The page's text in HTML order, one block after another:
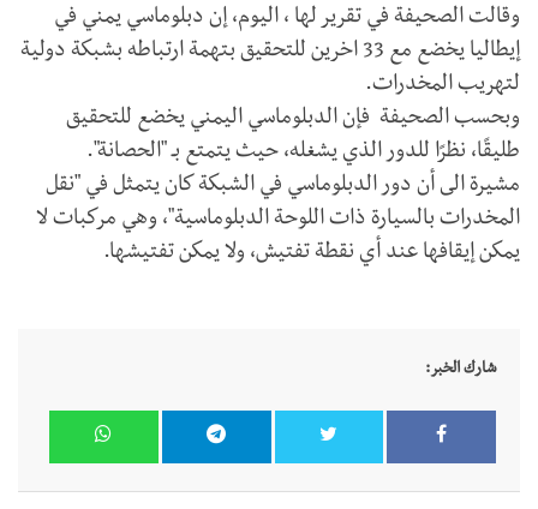
وقالت الصحيفة في تقرير لها ، اليوم، إن دبلوماسي يمني في
إيطاليا يخضع مع 33 اخرين للتحقيق بتهمة ارتباطه بشبكة دولية
لتهريب المخدرات.
وبحسب الصحيفة فإن الدبلوماسي اليمني يخضع للتحقيق
طليقًا، نظرًا للدور الذي يشغله، حيث يتمتع بـ "الحصانة".
مشيرة الى أن دور الدبلوماسي في الشبكة كان يتمثل في "نقل
المخدرات بالسيارة ذات اللوحة الدبلوماسية"، وهي مركبات لا
يمكن إيقافها عند أي نقطة تفتيش، ولا يمكن تفتيشها.
شارك الخبر: